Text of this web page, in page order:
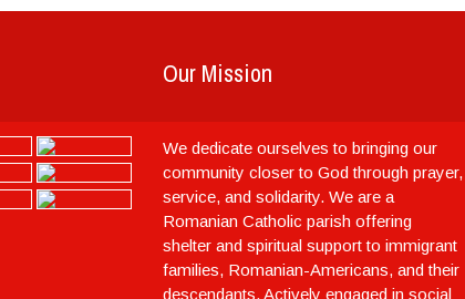
Our Mission
We dedicate ourselves to bringing our
community closer to God through prayer,
service, and solidarity. We are a
Romanian Catholic parish offering
shelter and spiritual support to immigrant
families, Romanian-Americans, and their
descendants. Actively engaged in social